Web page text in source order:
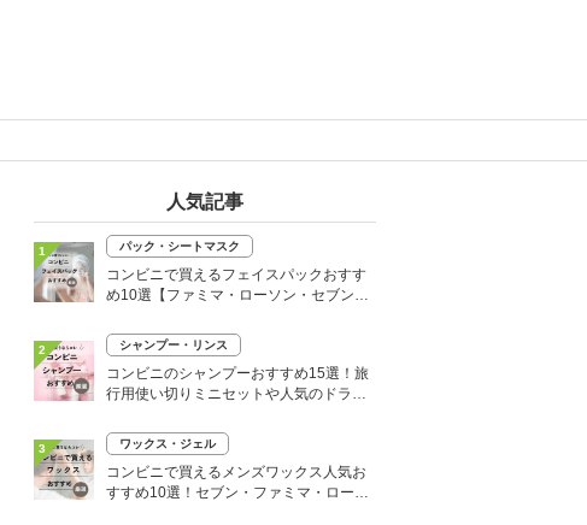
人気記事
1 パック・シートマスク
コンビニで買えるフェイスパックおすす
め10選【ファミマ・ローソン・セブン】
2 シャンプー・リンス
コンビニのシャンプーおすすめ15選！旅
行用使い切りミニセットや人気のドライ
3 ワックス・ジェル
コンビニで買えるメンズワックス人気お
すすめ10選！セブン・ファミマ・ローソ